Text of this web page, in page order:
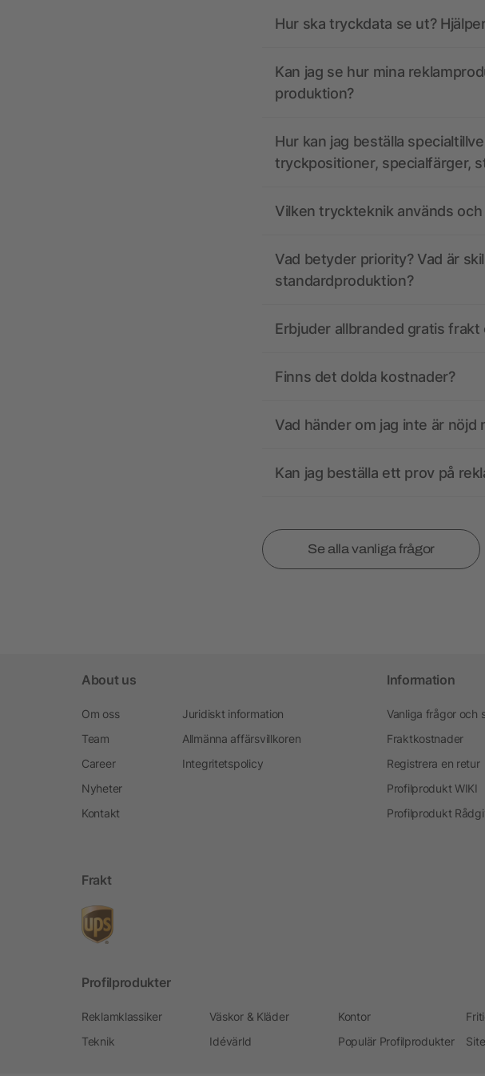
Hur ska tryckdata se ut?
Kan jag se hur mina
produktion?
Hur kan jag beställa
tryckpositioner, specialfärger,
Vilken tryckteknik används
Vad betyder priority? Vad är
standardproduktion?
Erbjuder allbranded gratis
Finns det dolda kostnader?
Vad händer om jag inte är nöjd
Kan jag beställa ett prov på
Se alla vanliga frågor
About us
Om oss
Team
Career
Nyheter
Kontakt
Juridiskt information
Allmänna affärsvillkoren
Integritetspolicy
Information
Vanliga frågor och
Fraktkostnader
Registrera en retur
Profilprodukt WIKI
Profilprodukt
Frakt
Profilprodukter
Reklamklassiker Väskor & Kläder Kontor
Teknik
Idévärld Populär Profilprodukter